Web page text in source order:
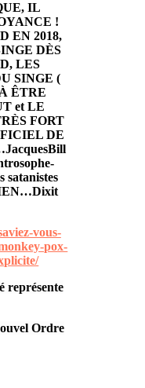
IL
!
EN 2018,
DÈS
LES
SINGE (
ÊTRE
et LE
FORT
DE
satanistes
vous-
pox-
représente
Ordre